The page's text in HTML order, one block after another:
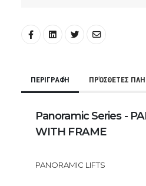
ΠΕΡΙΓΡΑΦΉ ΠΡΌΣΘΕΤΕΣ
Panoramic Series -
WITH FRAME
PANORAMIC LIFTS